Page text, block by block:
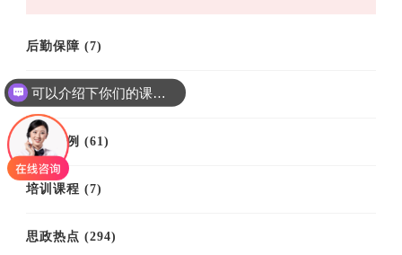
后勤保障 (7)
培训基地(9)
培训案例 (61)
培训课程 (7)
思政热点 (294)